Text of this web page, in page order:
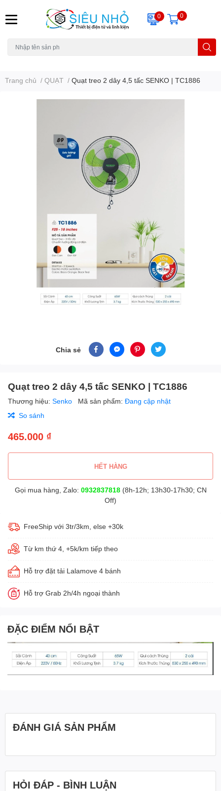
0 0
Trang chủ / QUẠT / Quạt treo 2 dây 4,5 tấc SENKO | TC1886
Chia sẻ
Quạt treo 2 dây 4,5 tấc SENKO | TC1886
Thương hiệu: Senko Mã sản phẩm: Đang cập nhật
So sánh
465.000 ₫
HẾT HÀNG
Gọi mua hàng, Zalo: 0932837818(8h-12h; 13h30-17h30; CN
Off)
FreeShip với 3tr/3km, else +30k
Từ km thứ 4, +5k/km tiếp theo
Hỗ trợ đặt tải Lalamove 4 bánh
Hỗ trợ Grab 2h/4h ngoại thành
ĐẶC ĐIỂM NỔI BẬT
ĐÁNH GIÁ SẢN PHẨM
HỎI ĐÁP - BÌNH LUẬN